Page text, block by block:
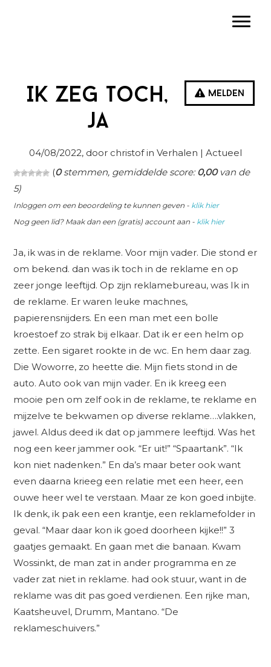
Melden
Ik zeg toch,
ja
04/08/2022, door christof in Verhalen | Actueel
(0stemmen, gemiddelde score:0,00van de
5)
Inloggen om een beoordeling te kunnen geven - klik hier
Nog geen lid? Maak dan een (gratis) account aan - klik hier
Ja, ik was in de reklame. Voor mijn vader. Die stond er
om bekend. dan was ik toch in de reklame en op
zeer jonge leeftijd. Op zijn reklamebureau, was Ik in
de reklame. Er waren leuke machnes,
papierensnijders. En een man met een bolle
kroestoef zo strak bij elkaar. Dat ik er een helm op
zette. Een sigaret rookte in de wc. En hem daar zag.
Die Woworre, zo heette die. Mijn fiets stond in de
auto. Auto ook van mijn vader. En ik kreeg een
mooie pen om zelf ook in de reklame, te reklame en
mijzelve te bekwamen op diverse reklame….vlakken,
jawel. Aldus deed ik dat op jammere leeftijd. Was het
nog een keer jammer ook. “Er uit!” “Spaartank”. “Ik
kon niet nadenken.” En da’s maar beter ook want
even daarna krieeg een relatie met een heer, een
ouwe heer wel te verstaan. Maar ze kon goed inbijte.
Ik denk, ik pak een een krantje, een reklamefolder in
geval. “Maar daar kon ik goed doorheen kijke!!” 3
gaatjes gemaakt. En gaan met die banaan. Kwam
Wossinkt, de man zat in ander programma en ze
vader zat niet in reklame. had ook stuur, want in de
reklame was dit pas goed verdienen. Een rijke man,
Kaatsheuvel, Drumm, Mantano. “De
reklameschuivers.”